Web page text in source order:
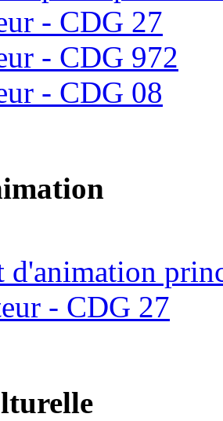
- CDG 27
- CDG 972
- CDG 08
- CDG 27